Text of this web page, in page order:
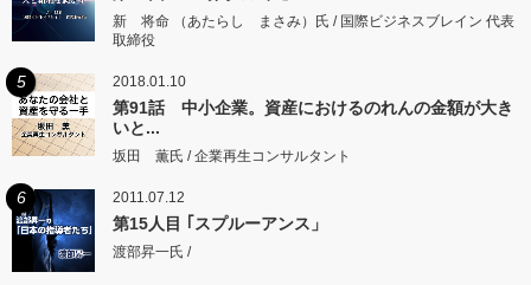
新 将命 （あたらし まさみ）氏 / 国際ビジネスブレイン 代表
取締役
5 2018.01.10
第91話 中小企業。資産におけるのれんの金額が大き
いと...
坂田 薫氏 / 企業再生コンサルタント
6 2011.07.12
第15人目 ｢スプルーアンス」
渡部昇一氏 /